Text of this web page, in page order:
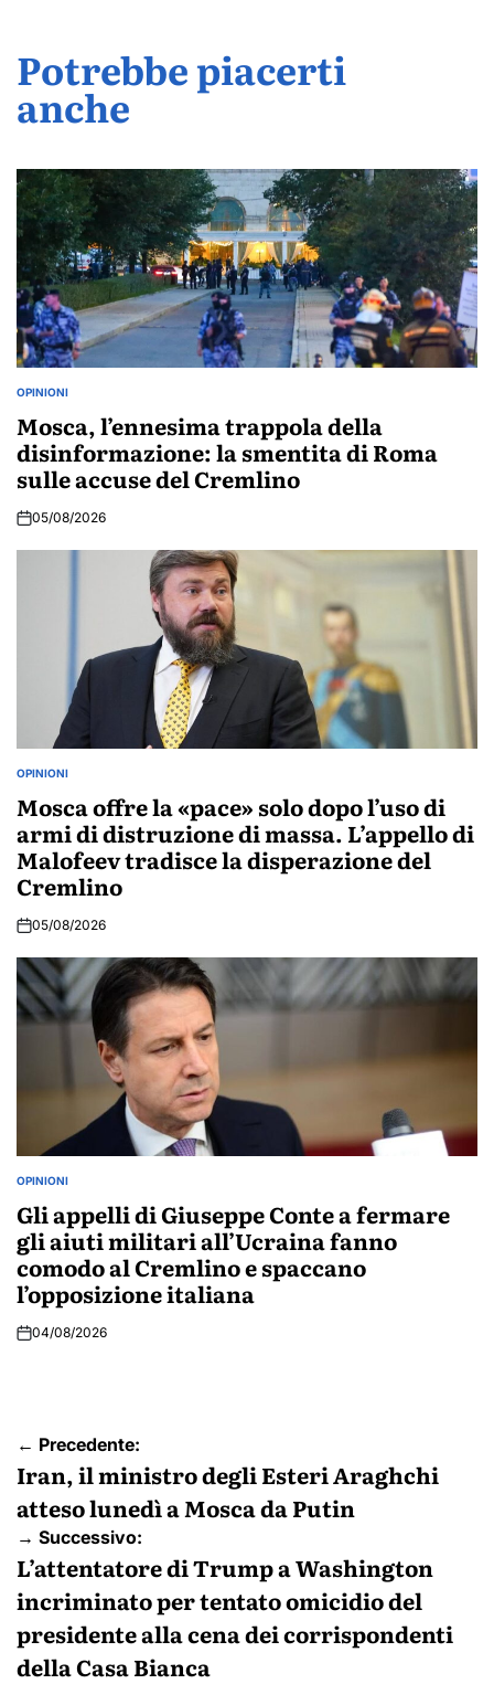
Potrebbe piacerti
anche
POSTED
OPINIONI
Mosca, l’ennesima trappola della
disinformazione: la smentita di Roma
sulle accuse del Cremlino
05/08/2026
POSTED
OPINIONI
Mosca offre la «pace» solo dopo l’uso di
armi di distruzione di massa. L’appello di
Malofeev tradisce la disperazione del
Cremlino
05/08/2026
POSTED
OPINIONI
Gli appelli di Giuseppe Conte a fermare
gli aiuti militari all’Ucraina fanno
comodo al Cremlino e spaccano
l’opposizione italiana
04/08/2026
Navigazione
articoli
← Precedente:
Iran, il ministro degli Esteri Araghchi
atteso lunedì a Mosca da Putin
→ Successivo:
L’attentatore di Trump a Washington
incriminato per tentato omicidio del
presidente alla cena dei corrispondenti
della Casa Bianca